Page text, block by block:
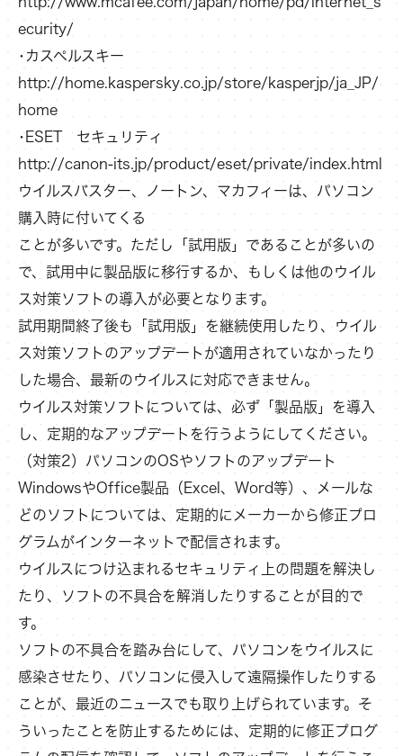
ecurity/
･カスペルスキー
http://home.kaspersky.co.jp/store/kasperjp/ja_JP/
home
･ESET セキュリティ
http://canon-its.jp/product/eset/private/index.html
ウイルスバスター、ノートン、マカフィーは、パソコン
購入時に付いてくる
ことが多いです。ただし「試用版」であることが多いの
で、試用中に製品版に移行するか、もしくは他のウイル
ス対策ソフトの導入が必要となります。
試用期間終了後も「試用版」を継続使用したり、ウイル
ス対策ソフトのアップデートが適用されていなかったり
した場合、最新のウイルスに対応できません。
ウイルス対策ソフトについては、必ず「製品版」を導入
し、定期的なアップデートを行うようにしてください。
（対策2）パソコンのOSやソフトのアップデート
WindowsやOffice製品（Excel、Word等）、メールな
どのソフトについては、定期的にメーカーから修正プロ
グラムがインターネットで配信されます。
ウイルスにつけ込まれるセキュリティ上の問題を解決し
たり、ソフトの不具合を解消したりすることが目的で
す。
ソフトの不具合を踏み台にして、パソコンをウイルスに
感染させたり、パソコンに侵入して遠隔操作したりする
ことが、最近のニュースでも取り上げられています。そ
ういったことを防止するためには、定期的に修正プログ